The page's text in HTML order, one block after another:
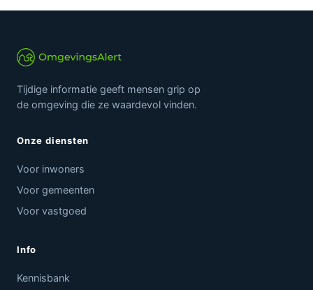
Tijdige informatie geeft mensen grip op
de omgeving die ze waardevol vinden.
Onze diensten
Voor inwoners
Voor gemeenten
Voor vastgoed
Info
Kennisbank